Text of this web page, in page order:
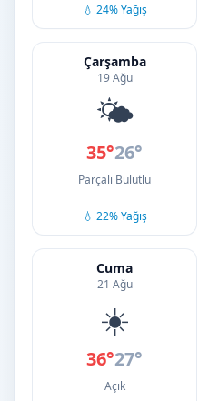
💧 24% Yağış
Çarşamba
19 Ağu
🌤️
35°26°
Parçalı Bulutlu
💧 22% Yağış
Cuma
21 Ağu
☀️
36°27°
Açık